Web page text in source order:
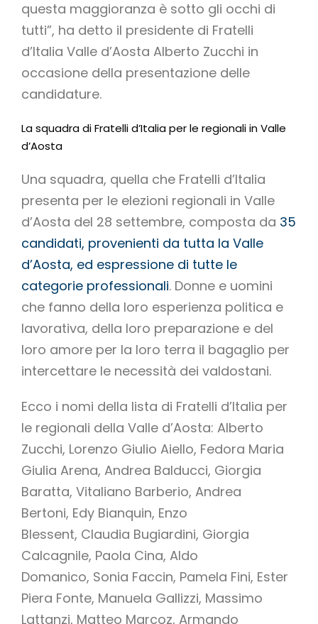
questa maggioranza è sotto gli occhi di
tutti”, ha detto il presidente di Fratelli
d’Italia Valle d’Aosta Alberto Zucchi in
occasione della presentazione delle
candidature.
La squadra di Fratelli d’Italia per le regionali in Valle
d’Aosta
Una squadra, quella che Fratelli d’Italia
presenta per le elezioni regionali in Valle
d’Aosta del 28 settembre, composta da 35
candidati, provenienti da tutta la Valle
d’Aosta, ed espressione di tutte le
categorie professionali. Donne e uomini
che fanno della loro esperienza politica e
lavorativa, della loro preparazione e del
loro amore per la loro terra il bagaglio per
intercettare le necessità dei valdostani.
Ecco i nomi della lista di Fratelli d’Italia per
le regionali della Valle d’Aosta: Alberto
Zucchi, Lorenzo Giulio Aiello, Fedora Maria
Giulia Arena, Andrea Balducci, Giorgia
Baratta, Vitaliano Barberio, Andrea
Bertoni, Edy Bianquin, Enzo
Blessent, Claudia Bugiardini, Giorgia
Calcagnile, Paola Cina, Aldo
Domanico, Sonia Faccin, Pamela Fini, Ester
Piera Fonte, Manuela Gallizzi, Massimo
Lattanzi, Matteo Marcoz, Armando